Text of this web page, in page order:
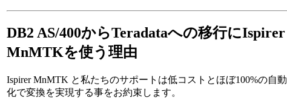
DB2 AS/400からTeradataへの移行にIspirer
MnMTKを使う理由
Ispirer MnMTK と私たちのサポートは低コストとほぼ100%の自動
化で変換を実現する事をお約束します。